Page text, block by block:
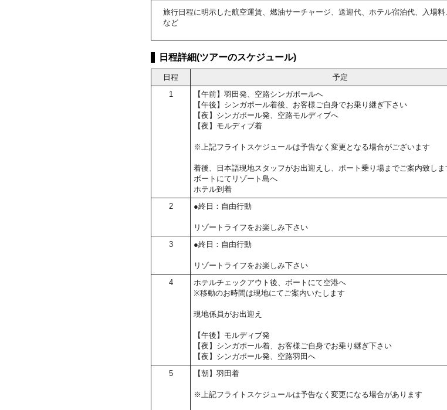
旅行日程に明示した航空運賃、燃油サーチャージ、送迎代、ホテル宿泊代、入場
など
日程詳細(ツアーのスケジュール)
日程 予定
1
【午前】羽田発、空路シンガポールへ
【午後】シンガポール着後、お客様ご自身でお乗り継ぎ下さい
【夜】シンガポール発、空路モルディブへ
【夜】モルディブ着
※上記フライトスケジュールは予告なく変更となる場合がございます
着後、日本語現地スタッフがお出迎えし、ボート乗り場までご案内致しま
ボートにてリゾート島へ
ホテル到着
2 ●終日：自由行動
リゾートライフをお楽しみ下さい
3 ●終日：自由行動
リゾートライフをお楽しみ下さい
4
ホテルチェックアウト後、ボートにて空港へ
※移動のお時間は現地にてご案内いたします
現地係員がお出迎え
【午後】モルディブ発
【夜】シンガポール着、お客様ご自身でお乗り継ぎ下さい
【夜】シンガポール発、空路羽田へ
5 【朝】羽田着
※上記フライトスケジュールは予告なく変更になる場合があります